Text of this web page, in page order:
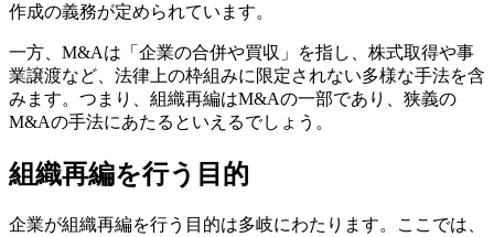
作成の義務が定められています。
一方、M&Aは「企業の合併や買収」を指し、株式取得や事
業譲渡など、法律上の枠組みに限定されない多様な手法を含
みます。つまり、組織再編はM&Aの一部であり、狭義の
M&Aの手法にあたるといえるでしょう。
組織再編を行う目的
企業が組織再編を行う目的は多岐にわたります。ここでは、